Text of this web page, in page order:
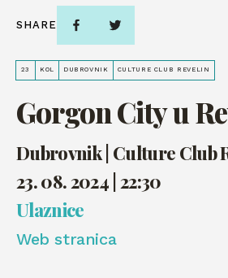
23 KOL DUBROVNIK CULTURE CLUB REVELIN
Gorgon City u
Dubrovnik | Culture Club
23. 08. 2024 | 22:30
Ulaznice
Web stranica
SHARE